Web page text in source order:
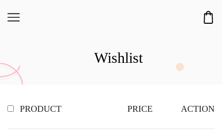
Wishlist
PRODUCT PRICE ACTION